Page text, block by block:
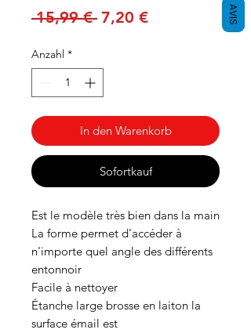
15,99 € Standardpreis
7,20 €Sale-
Anzahl *
In den Warenkorb
Sofortkauf
Est le modèle très bien dans la main
La forme permet d'accéder à
n'importe quel angle des différents
entonnoir
Facile à nettoyer
Étanche large brosse en laiton la
surface émail est
AVIS